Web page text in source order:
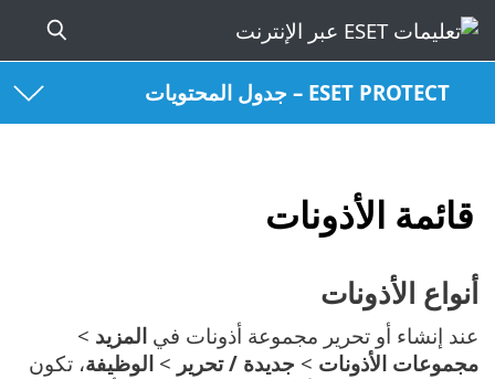
ESET PROTECT – جدول المحتويات
قائمة الأذونات
أنواع الأذونات
عند إنشاء أو تحرير مجموعة أذونات في المزيد >
مجموعات الأذونات > جديدة / تحرير > الوظيفة، تكون